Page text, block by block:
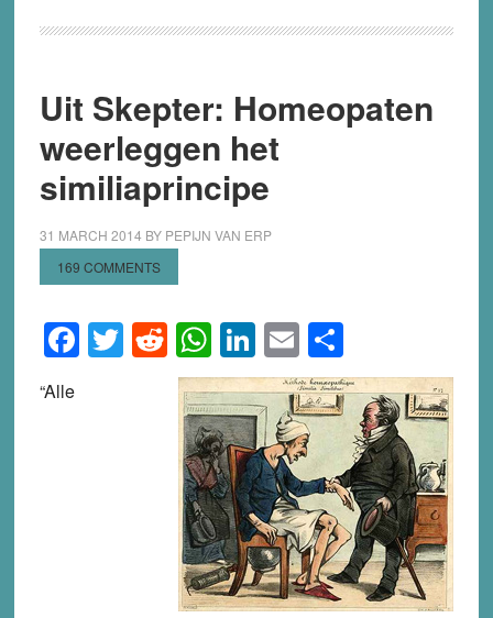
Uit Skepter: Homeopaten
weerleggen het
similiaprincipe
31 MARCH 2014 BY PEPIJN VAN ERP
169 COMMENTS
Facebook
Twitter
Reddit
WhatsApp
LinkedIn
EmailShare
“Alle